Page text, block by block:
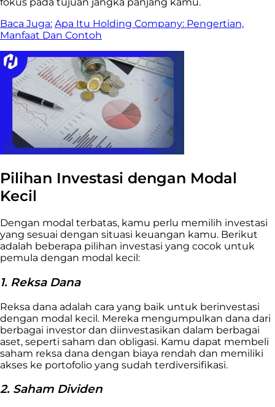
fokus pada tujuan jangka panjang kamu.
Baca Juga: Apa Itu Holding Company: Pengertian,
Manfaat Dan Contoh
Pilihan Investasi dengan Modal
Kecil
Dengan modal terbatas, kamu perlu memilih investasi
yang sesuai dengan situasi keuangan kamu. Berikut
adalah beberapa pilihan investasi yang cocok untuk
pemula dengan modal kecil:
1. Reksa Dana
Reksa dana adalah cara yang baik untuk berinvestasi
dengan modal kecil. Mereka mengumpulkan dana dari
berbagai investor dan diinvestasikan dalam berbagai
aset, seperti saham dan obligasi. Kamu dapat membeli
saham reksa dana dengan biaya rendah dan memiliki
akses ke portofolio yang sudah terdiversifikasi.
2. Saham Dividen